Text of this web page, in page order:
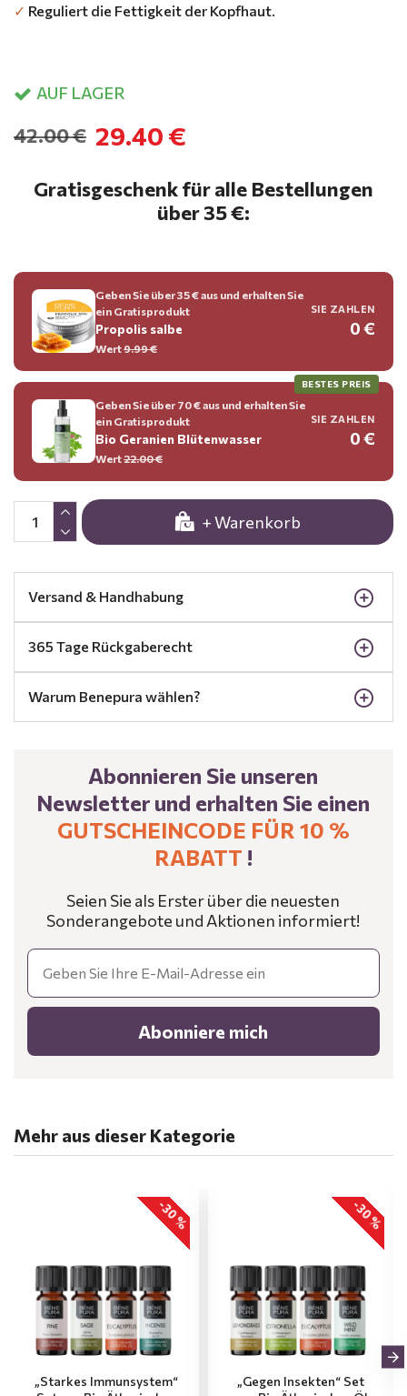
✓ Reguliert die Fettigkeit der Kopfhaut.
AUF LAGER
29.40 €
42.00 €
+ Warenkorb
Gratisgeschenk für alle Bestellungen
über 35 €:
Geben Sie über 35 € aus und erhalten Sie
ein Gratisprodukt
Propolis salbe
Wert9.99 €
SIE ZAHLEN
0 €
BESTES PREIS
Geben Sie über 70 € aus und erhalten Sie
ein Gratisprodukt
Bio Geranien Blütenwasser
Wert22.00 €
SIE ZAHLEN
0 €
Versand & Handhabung
365 Tage Rückgaberecht
Warum Benepura wählen?
Abonnieren Sie unseren
Newsletter und erhalten Sie einen
GUTSCHEINCODE FÜR 10 %
RABATT !
Seien Sie als Erster über die neuesten
Sonderangebote und Aktionen informiert!
Email
Abonniere mich
Mehr aus dieser Kategorie
-30 %
„Starkes Immunsystem“
-30 %
„Gegen Insekten“ Set